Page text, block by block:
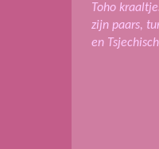
Toho
zijn paars,
en